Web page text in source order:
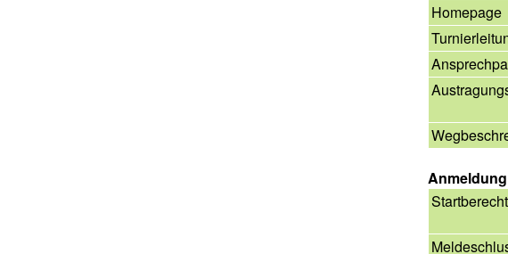
Homepage
Anmeldung